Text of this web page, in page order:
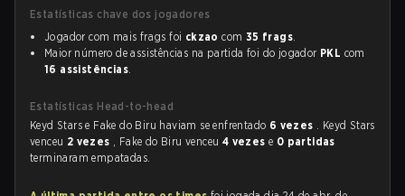
Estatísticas chave dos jogadores
Jogador com mais frags foi ckzao com 35 frags.
Maior número de assistências na partida foi do jogador PKL com
16 assistências.
Estatísticas Head-to-head
Keyd Stars e Fake do Biru haviam se enfrentado 6 vezes . Keyd Stars
venceu 2 vezes , Fake do Biru venceu 4 vezese 0 partidas
terminaram empatadas.